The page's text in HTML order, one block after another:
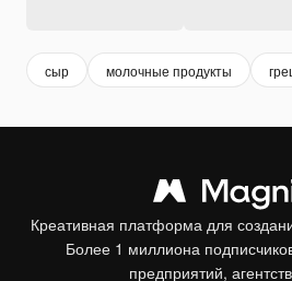
сыр молочные продукты
Креативная платформа для
Более 1 миллиона
предприятий,